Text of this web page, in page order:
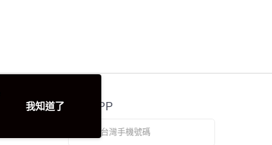
官方APP
我知道了